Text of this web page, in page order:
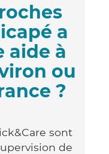
a
aide à
ou
?
sont
de